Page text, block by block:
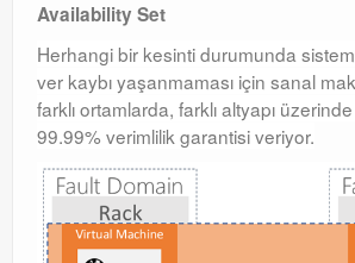
Windows Server Family
SCOM
Orchestrator
Watchguard
PHP & MySQL
Availability Set
Herhangi bir kesinti durumunda
ver kaybı yaşanmaması için sanal
farklı ortamlarda, farklı altyapı
99.99% verimlilik garantisi veriyor.